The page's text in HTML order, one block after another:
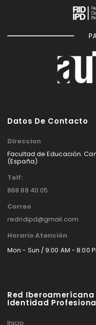
Datos De Contacto
Telf:
868 88 40 05
Correo
redridipd@gmail.com
Direccion
Facultad de Educación.
(España)
Horario Atención
Mon - Sun / 9:00 AM - 8:00
Red Iberoamerícana
Identidad
Inicio